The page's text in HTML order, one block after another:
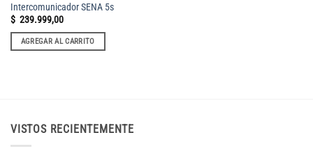
Intercomunicador SENA 5s
$ 239.999,00
AGREGAR AL CARRITO
VISTOS RECIENTEMENTE